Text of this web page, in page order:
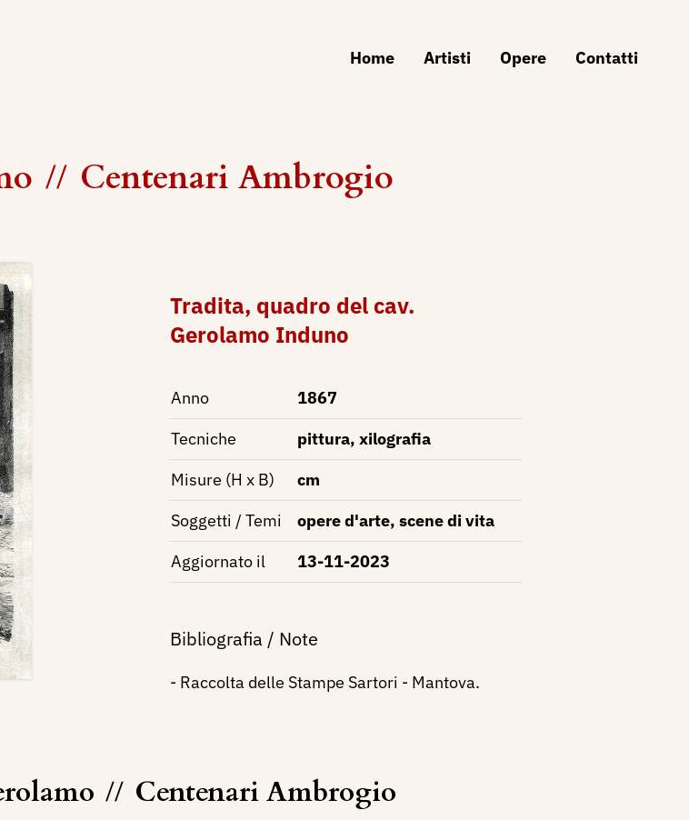
Home Artisti Opere Contatti
// Centenari Ambrogio
Tradita, quadro del cav.
Gerolamo Induno
Anno
1867
Tecniche
pittura, xilografia
Misure (H x B)
cm
Soggetti / Temi
opere d'arte, scene di vita
Aggiornato il
13-11-2023
Bibliografia / Note
- Raccolta delle Stampe Sartori - Mantova.
// Centenari Ambrogio